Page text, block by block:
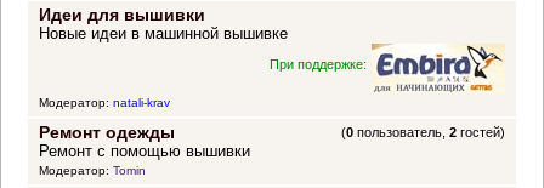
Идеи для вышивки
Новые идеи в машинной вышивке
При поддержке:
Модератор: natali-krav
Ремонт одежды (0 пользователь,2 гостей)
Ремонт с помощью вышивки
Модератор: Tomin